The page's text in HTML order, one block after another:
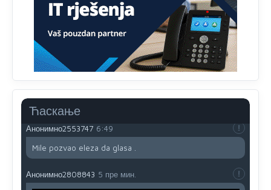
Ћаскање
Akò se prevede...manji umro nego sto se rodio.
Анонимно2806721 јуче 2:27
Kuniocu ide q u guz...
Анонимно2808843 јуче 6:20
Анонимно2553747 6:49
Mile pozvao eleza da glasa .
Анонимно2808843 5 пре мин.